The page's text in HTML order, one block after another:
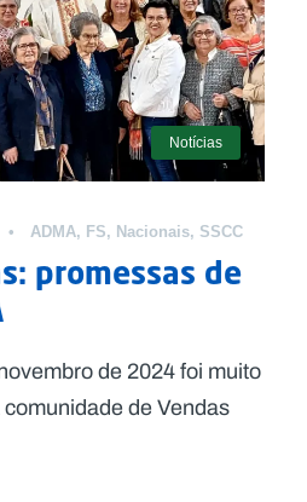
Notícias
• ADMA, FS, Nacionais, SSCC
promessas de
de 2024 foi muito
de Vendas